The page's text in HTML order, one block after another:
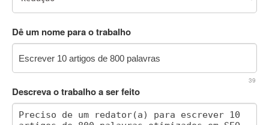
Dê um nome para o trabalho
39
Descreva o trabalho a ser feito